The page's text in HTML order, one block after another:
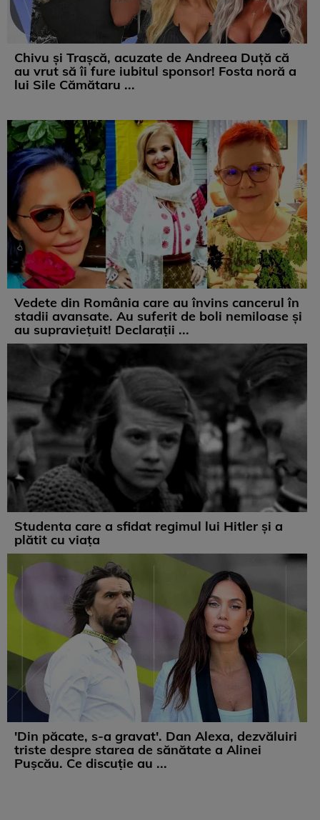
Chivu și Trașcă, acuzate de Andreea Duță că
au vrut să îi fure iubitul sponsor! Fosta noră a
lui Sile Cămătaru ...
Vedete din România care au învins cancerul în
stadii avansate. Au suferit de boli nemiloase şi
au supravieţuit! Declarații ...
Studenta care a sfidat regimul lui Hitler și a
plătit cu viața
'Din păcate, s-a gravat'. Dan Alexa, dezvăluiri
triste despre starea de sănătate a Alinei
Pușcău. Ce discuție au ...